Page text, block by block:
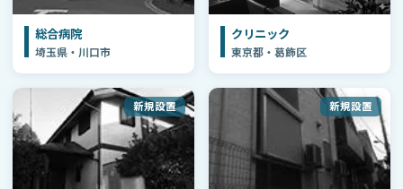
総合病院
埼玉県・川口市
クリニック
東京都・葛飾区
新規設置 新規設置